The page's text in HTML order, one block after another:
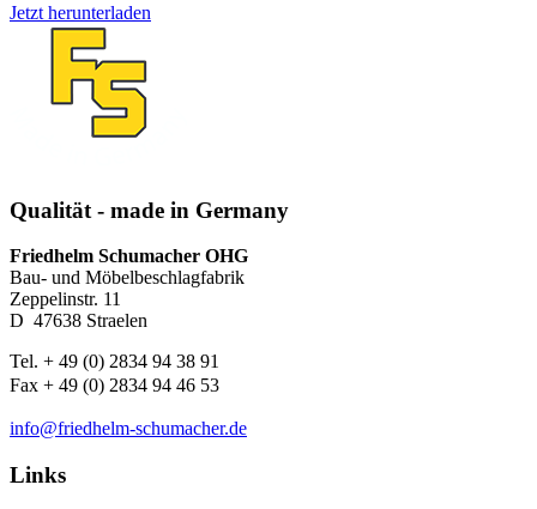
Jetzt herunterladen
Qualität - made in Germany
Friedhelm Schumacher OHG
Bau- und Möbelbeschlagfabrik
Zeppelinstr. 11
D ­ 47638 Straelen
Tel. + 49 (0) 2834 94 38 91
Fax + 49 (0) 2834 94 46 53
info@friedhelm-schumacher.de
Links